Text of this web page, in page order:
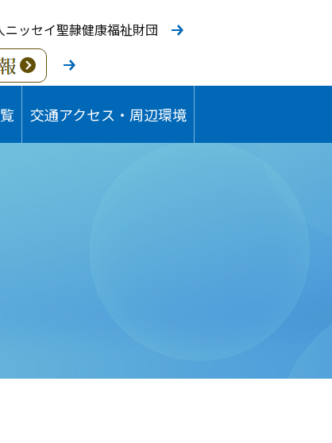
ニッセイ聖隷健康福祉財団
交通アクセス・周辺環境